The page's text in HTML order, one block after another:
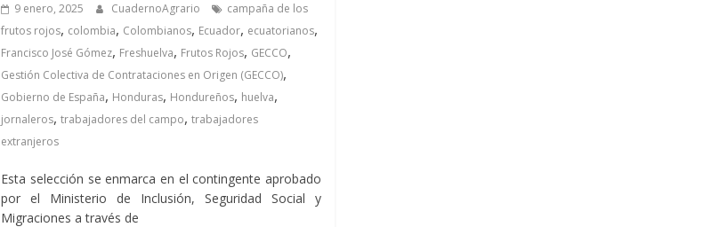
9 enero, 2025 CuadernoAgrario
campaña de los
frutos rojos, colombia, Colombianos, Ecuador, ecuatorianos,
Francisco José Gómez, Freshuelva, Frutos Rojos, GECCO,
Gestión Colectiva de Contrataciones en Origen (GECCO),
Gobierno de España, Honduras, Hondureños, huelva,
jornaleros,trabajadores del campo,trabajadores
extranjeros
Esta selección se enmarca en el contingente aprobado
por el Ministerio de Inclusión, Seguridad Social y
Migraciones a través de